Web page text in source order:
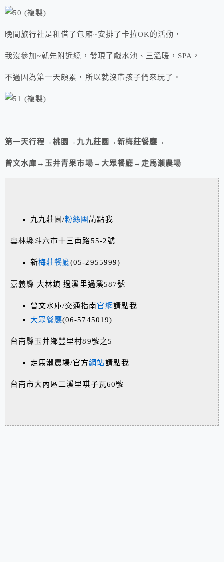
晚間旅行社是租借了包廂~安排了卡拉OK的活動，
我沒參加~就先附近繞，發現了戲水池、三溫暖，SPA，
不過因為第一天頗累，所以就沒帶孩子們來玩了。
第一天行程→桃園→ 九九莊園→新梅莊餐廳→
曾文水庫→玉井青果市場→大眾餐廳→走馬瀨農場
九九莊園/粉絲團請點我
雲林縣斗六市十三南路55-2號
新梅莊餐廳(05-2955999)
嘉義縣 大林鎮 過溪里過溪587號
曾文水庫/交通指南官網請點我
大眾餐廳(06-5745019)
台南縣玉井鄉豐里村89號之5
走馬瀨農場/官方網站請點我
台南市大內區二溪里唭子瓦60號